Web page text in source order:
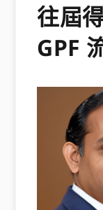
往屆
GPF